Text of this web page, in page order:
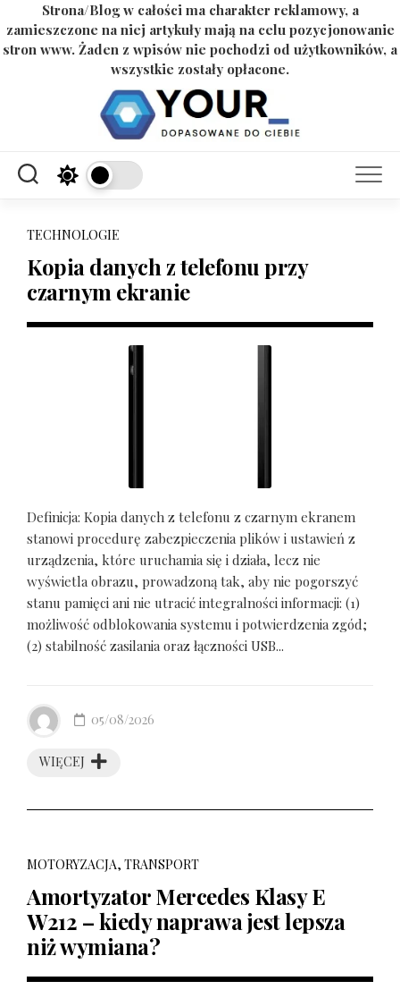
Strona/Blog w całości ma charakter reklamowy, a
zamieszczone na niej artykuły mają na celu pozycjonowanie
stron www. Żaden z wpisów nie pochodzi od użytkowników, a
wszystkie zostały opłacone.
TECHNOLOGIE
Kopia danych z telefonu przy
czarnym ekranie
Definicja: Kopia danych z telefonu z czarnym ekranem
stanowi procedurę zabezpieczenia plików i ustawień z
urządzenia, które uruchamia się i działa, lecz nie
wyświetla obrazu, prowadzoną tak, aby nie pogorszyć
stanu pamięci ani nie utracić integralności informacji: (1)
możliwość odblokowania systemu i potwierdzenia zgód;
(2) stabilność zasilania oraz łączności USB...
WIĘCEJ
05/08/2026
MOTORYZACJA, TRANSPORT
Amortyzator Mercedes Klasy E
W212 – kiedy naprawa jest lepsza
niż wymiana?